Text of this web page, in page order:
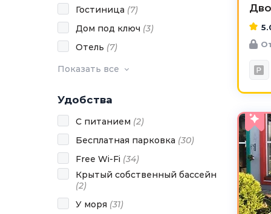
Гостиница (7)
Дом под ключ (3)
Отель (7)
Показать все
Удобства
С питанием (2)
Бесплатная парковка (30)
Free Wi-Fi (34)
Крытый собственный бассейн
(2)
У моря (31)